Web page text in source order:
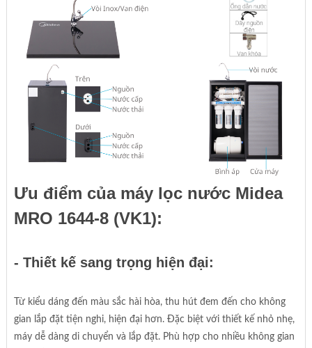
Ưu điểm của máy lọc nước Midea
MRO 1644-8 (VK1):
- Thiết kế sang trọng hiện đại:
Từ kiểu dáng đến màu sắc hài hòa, thu hút đem đến cho không
gian lắp đặt tiện nghi, hiện đại hơn. Đặc biệt với thiết kế nhỏ nhẹ,
máy dễ dàng di chuyển và lắp đặt. Phù hợp cho nhiều không gian